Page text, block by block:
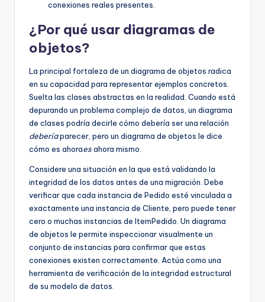
conexiones reales presentes.
¿Por qué usar diagramas de
objetos?
La principal fortaleza de un diagrama de objetos radica
en su capacidad para representar ejemplos concretos.
Suelta las clases abstractas en la realidad. Cuando está
depurando un problema complejo de datos, un diagrama
de clases podría decirle cómo debería ser una relación
deberíaparecer, pero un diagrama de objetos le dice
cómo es ahoraesahora mismo.
Considere una situación en la que está validando la
integridad de los datos antes de una migración. Debe
verificar que cada instancia de Pedido esté vinculada a
exactamente una instancia de Cliente, pero puede tener
cero o muchas instancias de ItemPedido. Un diagrama
de objetos le permite inspeccionar visualmente un
conjunto de instancias para confirmar que estas
conexiones existen correctamente. Actúa como una
herramienta de verificación de la integridad estructural
de su modelo de datos.